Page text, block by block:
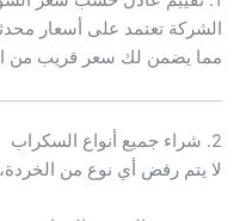
الشركة تعتمد على أسعار
مما يضمن لك سعر قريب من
2. شراء جميع أنواع السكراب
لا يتم رفض أي نوع من